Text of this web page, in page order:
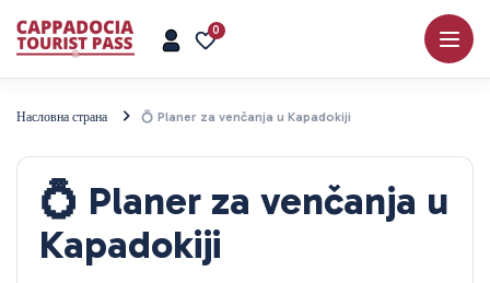
0
Насловна страна 💍 Planer za venčanja u Kapadokiji
💍 Planer za venčanja u
Kapadokiji